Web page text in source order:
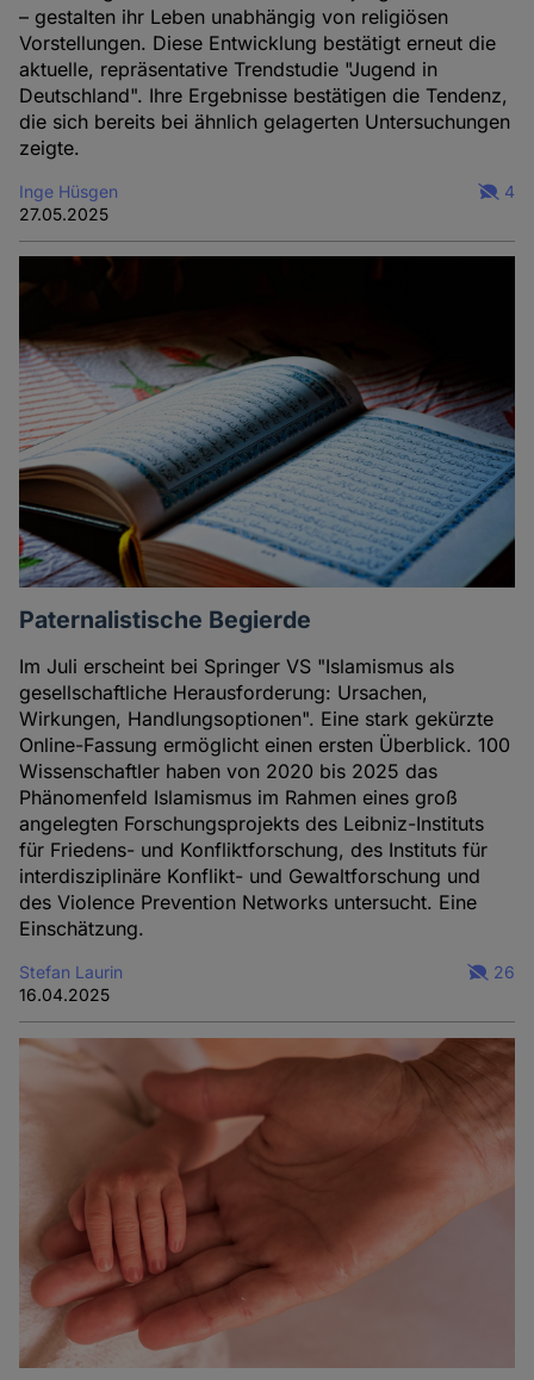
– gestalten ihr Leben unabhängig von religiösen
Vorstellungen. Diese Entwicklung bestätigt erneut die
aktuelle, repräsentative Trendstudie "Jugend in
Deutschland". Ihre Ergebnisse bestätigen die Tendenz,
die sich bereits bei ähnlich gelagerten Untersuchungen
zeigte.
Inge Hüsgen
27.05.2025
4
Paternalistische Begierde
Im Juli erscheint bei Springer VS "Islamismus als
gesellschaftliche Herausforderung: Ursachen,
Wirkungen, Handlungsoptionen". Eine stark gekürzte
Online-Fassung ermöglicht einen ersten Überblick. 100
Wissenschaftler haben von 2020 bis 2025 das
Phänomenfeld Islamismus im Rahmen eines groß
angelegten Forschungsprojekts des Leibniz-Instituts
für Friedens- und Konfliktforschung, des Instituts für
interdisziplinäre Konflikt- und Gewaltforschung und
des Violence Prevention Networks untersucht. Eine
Einschätzung.
Stefan Laurin
16.04.2025
26